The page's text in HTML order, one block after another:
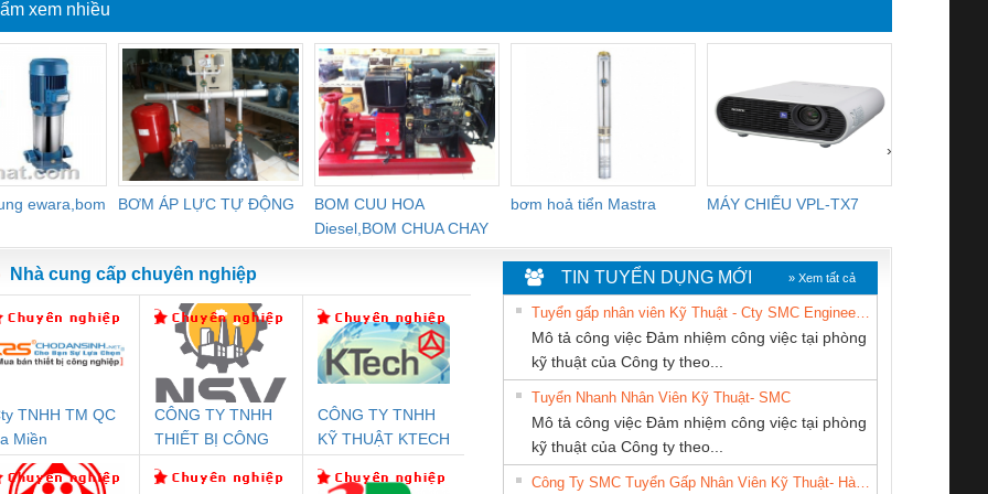
xem nhiều
ewara,bom
BƠM ÁP LỰC TỰ ĐỘNG
BOM CUU HOA
Diesel,BOM CHUA CHAY
bơm hoả tiển Mastra MÁY CHIẾU VPL-TX7
›
An Toàn
Contact
PC20-1NO-
Rơ Le An Toàn
Phoenix Contact
PSR-SCP-
Bộ Lặp Tín Hiệu
PROFIBUS Phoenix
Contact PSI-REP-
Rơ Le An Toàn
Phoenix Contact
2986960 – PSR-
Bộ giám sát chuỗi
tấm pin
TRANSCLINIC 16I+
Bộ giám sát dòng
TRANSCLINIC 16I+
Nhà cung cấp chuyên nghiệp
TNHH TM QC
Miền
CÔNG TY TNHH
THIẾT BỊ CÔNG
SETSUBI VIỆT
CÔNG TY TNHH
KỸ THUẬT KTECH
CÔNG TY TNHH
THƯƠNG MẠI
DỊCH VỤ KỸ
THUẬT ĐIỆN CƠ
Công Ty TNHH
Thiết Bị Điện Nam
Quốc Thịnh
CÔNG TY TNHH
THIÊN ÂN VIỆT
NAM
TIN TUYỂN DỤNG MỚI » Xem tất cả
Mô tả công việc Đảm nhiệm công việc tại phòng
kỹ thuật của Công ty theo...
Tuyển Nhanh Nhân Viên Kỹ Thuật- SMC
Mô tả công việc Đảm nhiệm công việc tại phòng
kỹ thuật của Công ty theo...